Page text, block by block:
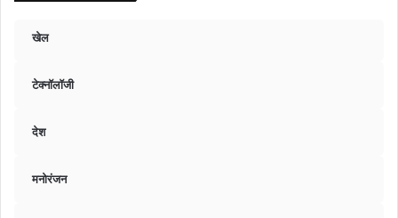
खेल
टेक्नॉलॉजी
देश
मनोरंजन